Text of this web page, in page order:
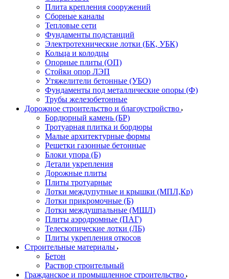
Плита крепления сооружений
Сборные каналы
Тепловые сети
Фундаменты подстанций
Электротехнические лотки (БК, УБК)
Кольца и колодцы
Опорные плиты (ОП)
Стойки опор ЛЭП
Утяжелители бетонные (УБО)
Фундаменты под металлические опоры (Ф)
Трубы железобетонные
Дорожное строительство и благоустройство
Бордюрный камень (БР)
Тротуарная плитка и бордюры
Малые архитектурные формы
Решетки газонные бетонные
Блоки упора (Б)
Детали укрепления
Дорожные плиты
Плиты тротуарные
Лотки междупутные и крышки (МПЛ,Кр)
Лотки прикромочные (Б)
Лотки междушпальные (МШЛ)
Плиты аэродромные (ПАГ)
Телескопические лотки (ЛБ)
Плиты укрепления откосов
Строительные материалы
Бетон
Раствор строительный
Гражданское и промышленное строительство